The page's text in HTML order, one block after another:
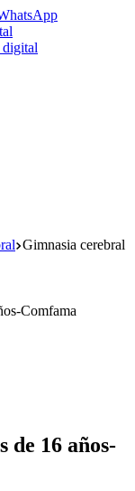
digital
Gimnasia cerebral
de 16 años-